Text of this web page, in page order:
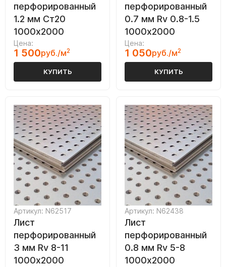
перфорированный
1.2 мм Ст20
1000х2000
Цена:
1 500руб./м2
КУПИТЬ
перфорированный
0.7 мм Rv 0.8-1.5
1000х2000
Цена:
1 050руб./м2
КУПИТЬ
Артикул: N62517
Лист
перфорированный
3 мм Rv 8-11
1000х2000
Артикул: N62438
Лист
перфорированный
0.8 мм Rv 5-8
1000х2000